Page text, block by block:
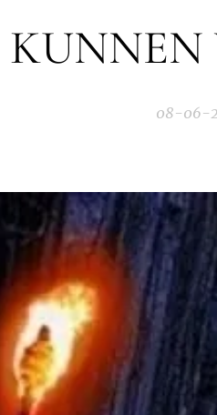
KUNNEN
08-06-